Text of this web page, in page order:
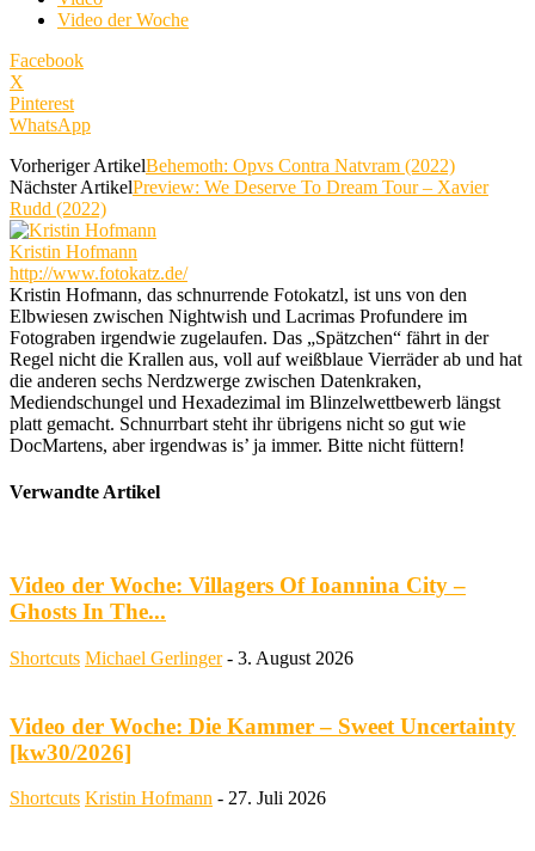
Video der Woche
Facebook
X
Pinterest
WhatsApp
Vorheriger ArtikelBehemoth: Opvs Contra Natvram (2022)
Nächster ArtikelPreview: We Deserve To Dream Tour – Xavier
Rudd (2022)
Kristin Hofmann
http://www.fotokatz.de/
Kristin Hofmann, das schnurrende Fotokatzl, ist uns von den
Elbwiesen zwischen Nightwish und Lacrimas Profundere im
Fotograben irgendwie zugelaufen. Das „Spätzchen“ fährt in der
Regel nicht die Krallen aus, voll auf weißblaue Vierräder ab und hat
die anderen sechs Nerdzwerge zwischen Datenkraken,
Mediendschungel und Hexadezimal im Blinzelwettbewerb längst
platt gemacht. Schnurrbart steht ihr übrigens nicht so gut wie
DocMartens, aber irgendwas is’ ja immer. Bitte nicht füttern!
Verwandte Artikel
Video der Woche: Villagers Of Ioannina City –
Ghosts In The...
Shortcuts Michael Gerlinger - 3. August 2026
Video der Woche: Die Kammer – Sweet Uncertainty
[kw30/2026]
Shortcuts Kristin Hofmann - 27. Juli 2026